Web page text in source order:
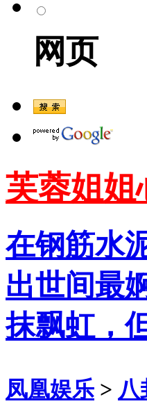
网页
芙蓉姐姐
在钢筋水
出世间最
抹飘虹，
凤凰娱乐 > 八